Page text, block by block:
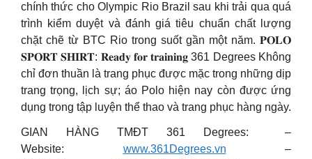
chính thức cho Olympic Rio Brazil sau khi trải qua quá
trình kiểm duyệt và đánh giá tiêu chuẩn chất lượng
chặt chẽ từ BTC Rio trong suốt gần một năm. 𝐏𝐎𝐋𝐎
𝐒𝐏𝐎𝐑𝐓 𝐒𝐇𝐈𝐑𝐓: 𝐑𝐞𝐚𝐝𝐲 𝐟𝐨𝐫 𝐭𝐫𝐚𝐢𝐧𝐢𝐧𝐠 361 Degrees Không
chỉ đơn thuần là trang phục được mặc trong những dịp
trang trọng, lịch sự; áo Polo hiện nay còn được ứng
dụng trong tập luyện thể thao và trang phục hàng ngày.
GIAN HÀNG TMĐT 361 Degrees: –
Website: www.361Degrees.vn –